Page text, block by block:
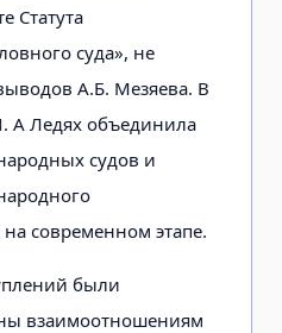
Статута
суда», не
А.Б. Мезяева. В
А Ледях объединила
судов и
современном этапе.
были
взаимоотношениям